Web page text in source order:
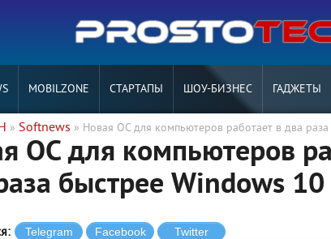
MOBILZONE СТАРТАПЫ ШОУ-БИЗНЕС ГАДЖЕТЫ
» Softnews » Новая ОС для компьютеров работает в два
ОС для компьютеров
быстрее Windows 10